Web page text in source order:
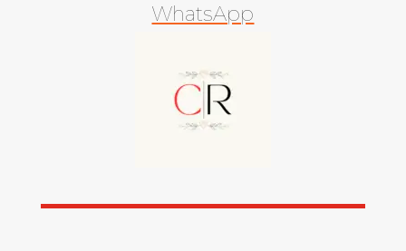
WhatsApp